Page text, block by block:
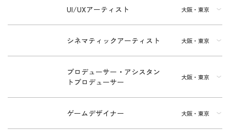
UI/UXアーティスト 大阪・東京
シネマティックアーティスト 大阪・東京
プロデューサー・アシスタン
トプロデューサー
大阪・東京
ゲームデザイナー 大阪・東京